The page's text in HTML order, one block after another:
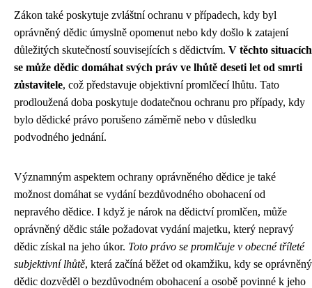
Zákon také poskytuje zvláštní ochranu v případech, kdy byl
oprávněný dědic úmyslně opomenut nebo kdy došlo k zatajení
důležitých skutečností souvisejících s dědictvím. V těchto situacích
se může dědic domáhat svých práv ve lhůtě deseti let od smrti
zůstavitele, což představuje objektivní promlčecí lhůtu. Tato
prodloužená doba poskytuje dodatečnou ochranu pro případy, kdy
bylo dědické právo porušeno záměrně nebo v důsledku
podvodného jednání.
Významným aspektem ochrany oprávněného dědice je také
možnost domáhat se vydání bezdůvodného obohacení od
nepravého dědice. I když je nárok na dědictví promlčen, může
oprávněný dědic stále požadovat vydání majetku, který nepravý
dědic získal na jeho úkor. Toto právo se promlčuje v obecné tříleté
subjektivní lhůtě, která začíná běžet od okamžiku, kdy se oprávněný
dědic dozvěděl o bezdůvodném obohacení a osobě povinné k jeho